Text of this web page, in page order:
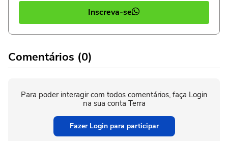
Inscreva-se
Comentários (0)
Para poder interagir com todos comentários, faça Login
na sua conta Terra
Fazer Login para participar